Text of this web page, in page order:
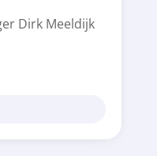
Dirk Meeldijk